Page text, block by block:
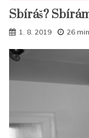
Sbíráš?
1. 8. 2019 26